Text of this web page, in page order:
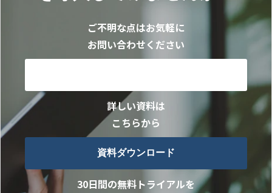
ご不明な点はお気軽に
お問い合わせください
詳しい資料は
こちらから
資料ダウンロード
30日間の無料トライアルを